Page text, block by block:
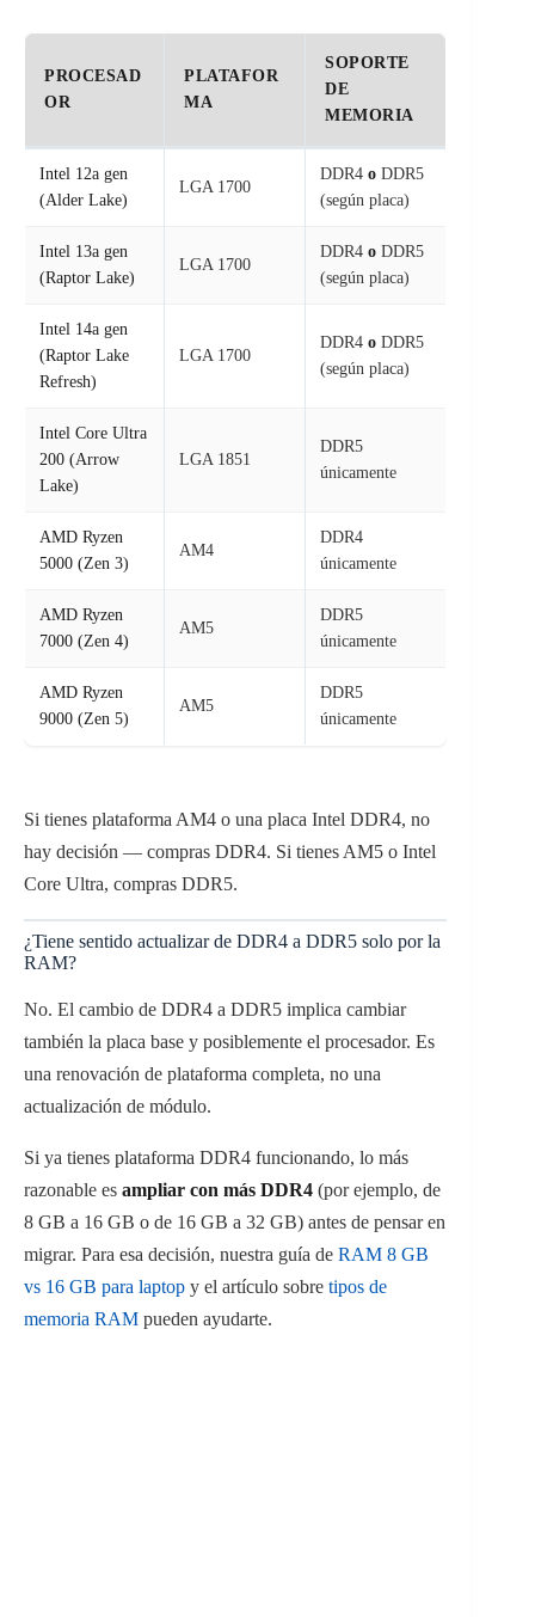
PROCESAD
OR
PLATAFOR
MA
SOPORTE
DE
MEMORIA
Intel 12a gen
(Alder Lake)
LGA 1700
DDR4 o DDR5
(según placa)
Intel 13a gen
(Raptor Lake)
LGA 1700
DDR4 o DDR5
(según placa)
Intel 14a gen
(Raptor Lake
Refresh)
LGA 1700
DDR4 o DDR5
(según placa)
Intel Core Ultra
200 (Arrow
Lake)
LGA 1851
DDR5
únicamente
AMD Ryzen
5000 (Zen 3)
AM4
DDR4
únicamente
AMD Ryzen
7000 (Zen 4)
AM5
DDR5
únicamente
AMD Ryzen
9000 (Zen 5)
AM5
DDR5
únicamente
Si tienes plataforma AM4 o una placa Intel DDR4, no
hay decisión — compras DDR4. Si tienes AM5 o Intel
Core Ultra, compras DDR5.
¿Tiene sentido actualizar de DDR4 a DDR5 solo por la
RAM?
No. El cambio de DDR4 a DDR5 implica cambiar
también la placa base y posiblemente el procesador. Es
una renovación de plataforma completa, no una
actualización de módulo.
Si ya tienes plataforma DDR4 funcionando, lo más
razonable es ampliar con más DDR4 (por ejemplo, de
8 GB a 16 GB o de 16 GB a 32 GB) antes de pensar en
migrar. Para esa decisión, nuestra guía de RAM 8 GB
vs 16 GB para laptop y el artículo sobre tipos de
memoria RAM pueden ayudarte.